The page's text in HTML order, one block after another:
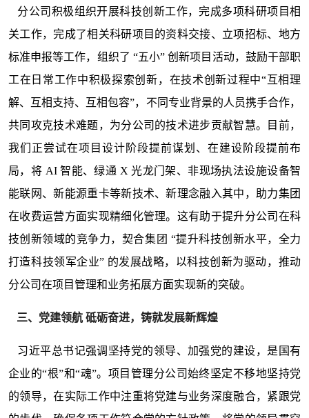
分公司积极组织开展科技创新工作，完成多项科研项目相
关工作，完成了相关科研项目的资料交接、立项招标、地方
标准申报等工作，组织了 “五小” 创新项目活动，鼓励干部职
工在日常工作中积极探索创新，在技术创新过程中“互相理
解、互相支持、互相包容”，不同专业背景的人员携手合作，
共同攻克技术难题，为分公司的技术进步贡献智慧。目前，
我们正尝试在项目设计阶段提前谋划、在建设阶段提前布
局，将 AI 智能、绿通 X 光龙门架、非现场执法设施设备智
能联网、新能源重卡等新技术、新理念融入其中，助力集团
在收费运营方面实现精细化管理。这有助于提升分公司在科
技创新领域的竞争力，契合集团 “提升科技创新水平，全力
打造科技领军企业” 的发展战略，以科技创新为驱动，推动
分公司在项目管理和业务拓展方面实现新的突破。
三、党建领航 砥砺奋进，铸就发展新辉煌
习近平总书记强调坚持党的领导、加强党的建设，是国有
企业的“根”和“魂”。项目管理分公司始终坚定不移地坚持党
的领导，在实际工作中注重将党建与业务深度融合，紧跟党